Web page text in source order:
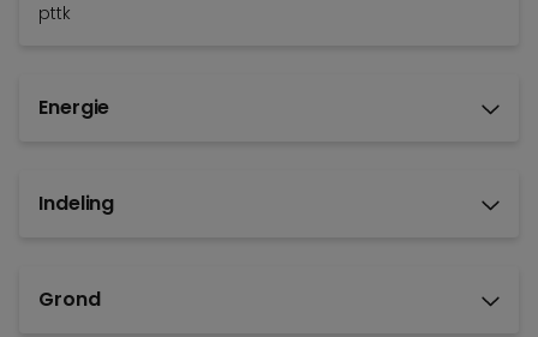
pttk
Energie
Indeling
Grond